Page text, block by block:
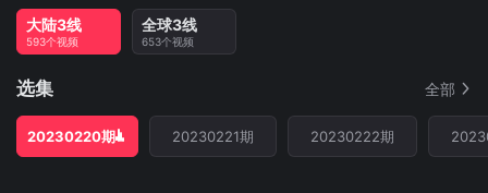
大陆3线
593个视频
全球3线
653个视频
选集 全部
20230220期 20230221期 20230222期